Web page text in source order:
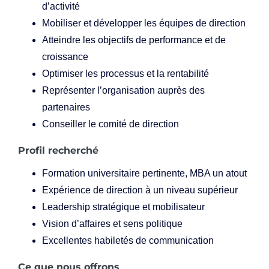
d’activité
Mobiliser et développer les équipes de direction
Atteindre les objectifs de performance et de
croissance
Optimiser les processus et la rentabilité
Représenter l’organisation auprès des
partenaires
Conseiller le comité de direction
Profil recherché
Formation universitaire pertinente, MBA un atout
Expérience de direction à un niveau supérieur
Leadership stratégique et mobilisateur
Vision d’affaires et sens politique
Excellentes habiletés de communication